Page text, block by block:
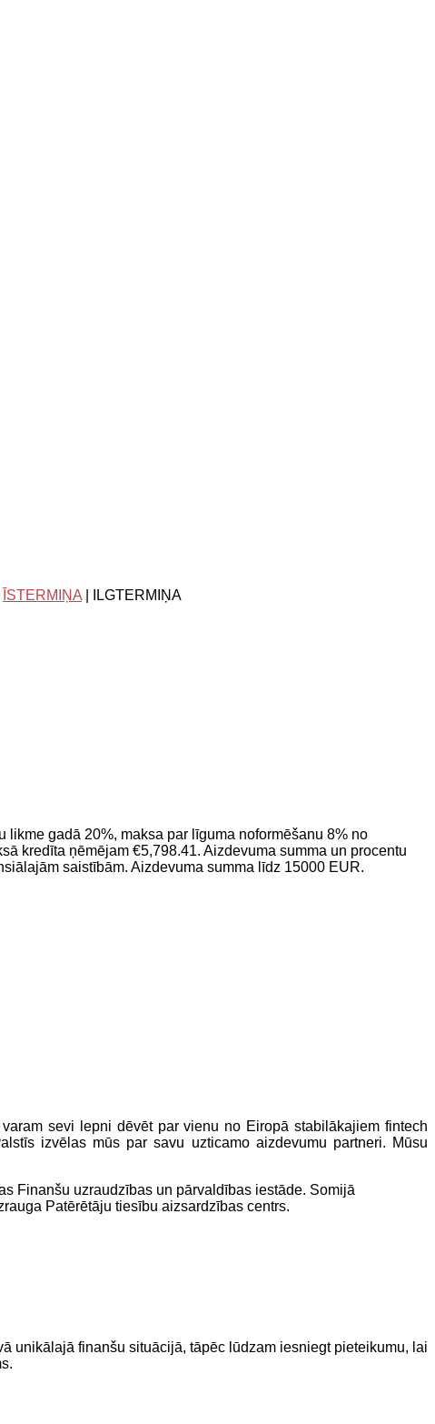
ĪSTERMIŅA | ILGTERMIŅA
gadā 20%, maksa par līguma noformēšanu 8% no
kredīta ņēmējam €5,798.41. Aizdevuma summa un procentu
saistībām. Aizdevuma summa līdz 15000 EUR.
sevi lepni dēvēt par vienu no Eiropā stabilākajiem fintech
izvēlas mūs par savu uzticamo aizdevumu partneri. Mūsu
Finanšu uzraudzības un pārvaldības iestāde. Somijā
Patērētāju tiesību aizsardzības centrs.
unikālajā finanšu situācijā, tāpēc lūdzam iesniegt pieteikumu, lai